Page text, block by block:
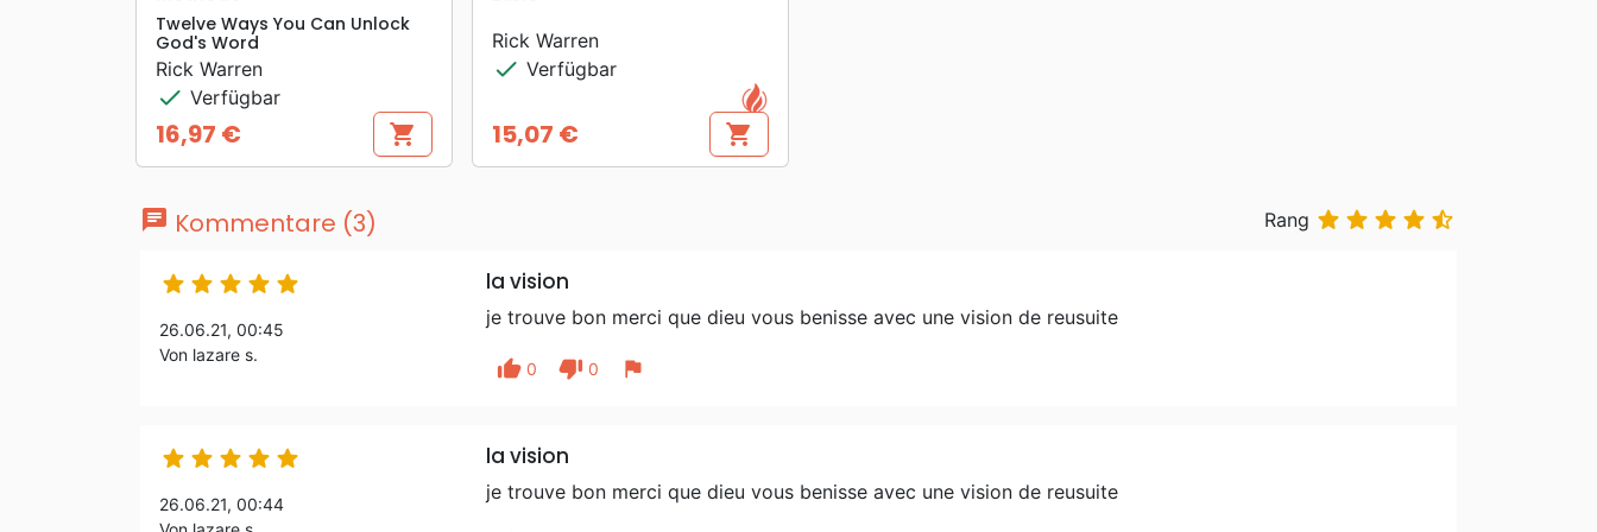
Twelve Ways You Can Unlock
God's Word
Rick Warren
check Verfügbar
Preis
16,97 € shopping_cart
Rick Warren
check Verfügbar
Preis
15,07 € shopping_cart
chat Kommentare (3) Rang     
    
26.06.21, 00:45
Von lazare s.
la vision
je trouve bon merci que dieu vous benisse avec une vision de reusuite
thumb_up 0 thumb_down 0 flag
    
26.06.21, 00:44
la vision
je trouve bon merci que dieu vous benisse avec une vision de reusuite